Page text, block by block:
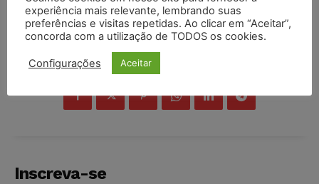
COMPARTILHE
Inscreva-se
experiência mais relevante, lembrando suas
preferências e visitas repetidas. Ao clicar em “Aceitar”,
concorda com a utilização de TODOS os cookies.
Configurações Aceitar